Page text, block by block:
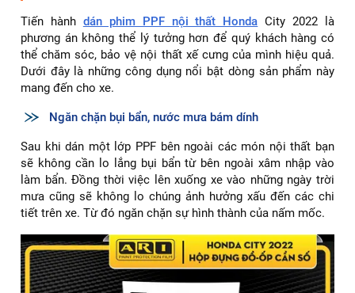
Tiến hành dán phim PPF nội thất Honda City 2022 là
phương án không thể lý tưởng hơn để quý khách hàng có
thể chăm sóc, bảo vệ nội thất xế cưng của mình hiệu quả.
Dưới đây là những công dụng nổi bật dòng sản phẩm này
mang đến cho xe.
Ngăn chặn bụi bẩn, nước mưa bám dính
Sau khi dán một lớp PPF bên ngoài các món nội thất bạn
sẽ không cần lo lắng bụi bẩn từ bên ngoài xâm nhập vào
làm bẩn. Đồng thời việc lên xuống xe vào những ngày trời
mưa cũng sẽ không lo chúng ảnh hưởng xấu đến các chi
tiết trên xe. Từ đó ngăn chặn sự hình thành của nấm mốc.